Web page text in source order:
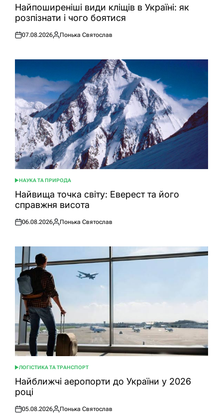
УНайпоширеніші види кліщів в Україні: як
розпізнати і чого боятися
Оприлюднено
07.08.2026
Опубліковано
Понька Святослав
ОПУБЛІКУВАТИ
У
НАУКА ТА ПРИРОДА
Найвища точка світу: Еверест та його
справжня висота
Оприлюднено
06.08.2026
Опубліковано
Понька Святослав
ОПУБЛІКУВАТИ
У
ЛОГІСТИКА ТА ТРАНСПОРТ
Найближчі аеропорти до України у 2026
році
05.08.2026 Понька Святослав